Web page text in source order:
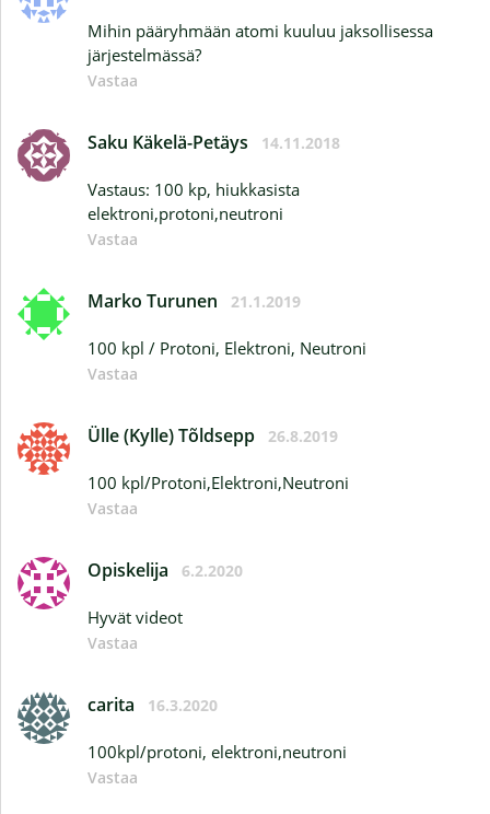
Mihin pääryhmään atomi kuuluu jaksollisessa
järjestelmässä?
Vastaa
Saku Käkelä-Petäys 14.11.2018
Vastaus: 100 kp, hiukkasista
elektroni,protoni,neutroni
Vastaa
Marko Turunen 21.1.2019
100 kpl / Protoni, Elektroni, Neutroni
Vastaa
Ülle (Kylle) Tõldsepp 26.8.2019
100 kpl/Protoni,Elektroni,Neutroni
Vastaa
Opiskelija 6.2.2020
Hyvät videot
Vastaa
carita 16.3.2020
100kpl/protoni, elektroni,neutroni
Vastaa